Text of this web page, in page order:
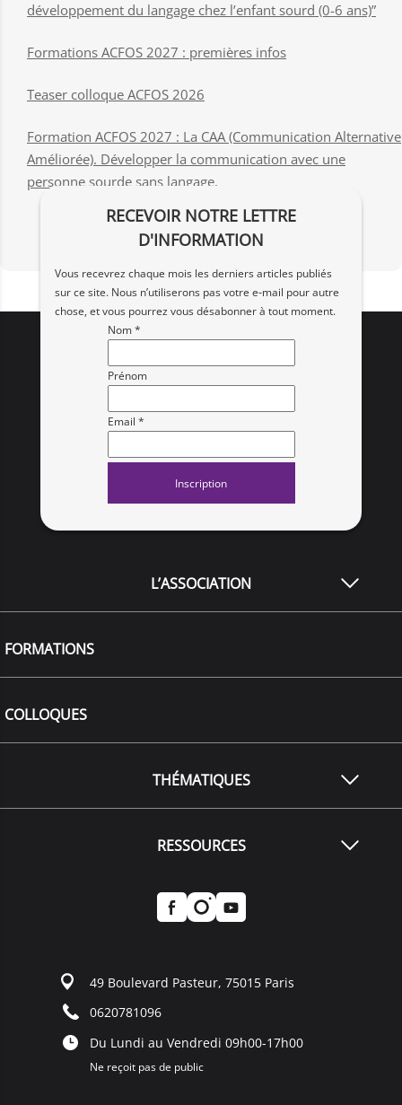
développement du langage chez l’enfant sourd (0-6 ans)”
Formations ACFOS 2027 : premières infos
Teaser colloque ACFOS 2026
Formation ACFOS 2027 : La CAA (Communication Alternative
Améliorée). Développer la communication avec une
personne sourde sans langage.
RECEVOIR NOTRE LETTRE
D'INFORMATION
Vous recevrez chaque mois les derniers articles publiés
sur ce site. Nous n’utiliserons pas votre e‑mail pour autre
chose, et vous pourrez vous désabonner à tout moment.
Nom *
Prénom
Email *
L’ASSOCIATION
FORMATIONS
COLLOQUES
THÉMATIQUES
RESSOURCES
49 Boulevard Pasteur, 75015 Paris
0620781096
Du Lundi au Vendredi 09h00-17h00
Ne reçoit pas de public